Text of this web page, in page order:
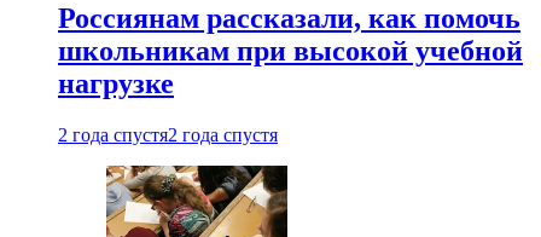
Россиянам рассказали, как помочь
школьникам при высокой учебной
нагрузке
2 года спустя2 года спустя